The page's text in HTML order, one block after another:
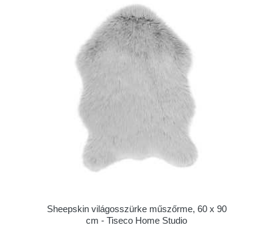
Sheepskin világosszürke műszőrme, 60 x 90
cm - Tiseco Home Studio